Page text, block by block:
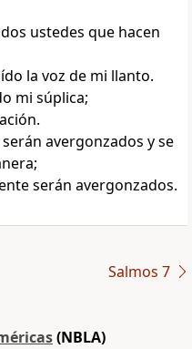
ustedes que hacen
la voz de mi llanto.
mi súplica;
.
avergonzados y se
serán avergonzados.
Salmos 7
(NBLA)